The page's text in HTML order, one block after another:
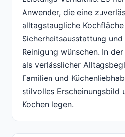
Anwender, die eine
alltagstaugliche
Sicherheitsausstattung
Reinigung wünschen. In
als verlässlicher
Familien und
stilvolles Erscheinungsbild
Kochen legen.